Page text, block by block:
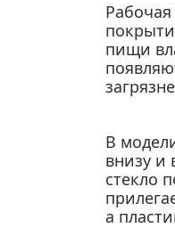
пищи
В
внизу и
стекло
а